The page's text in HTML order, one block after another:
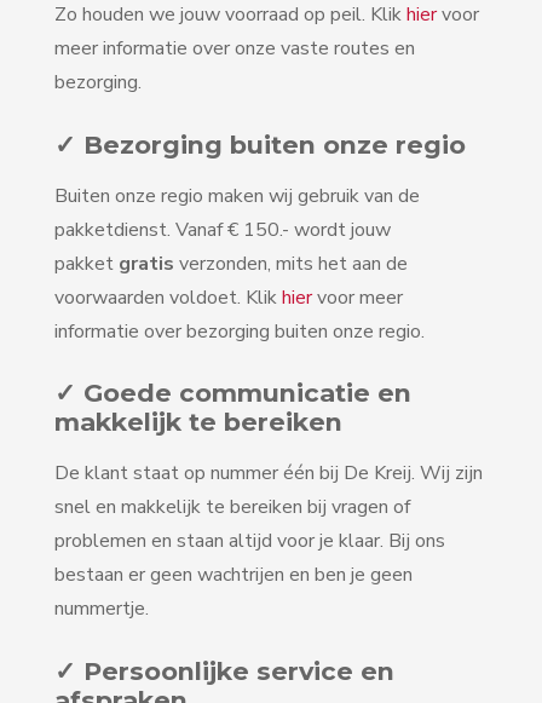
Zo houden we jouw voorraad op peil. Klikhiervoor
meer informatie over onze vaste routes en
bezorging.
✓ Bezorging buiten onze regio
Buiten onze regio maken wij gebruik van de
pakketdienst. Vanaf € 150.- wordt jouw
pakket gratis verzonden, mits het aan de
voorwaarden voldoet. Klikhiervoor meer
informatie over bezorging buiten onze regio.
✓ Goede communicatie en
makkelijk te bereiken
De klant staat op nummer één bij De Kreij. Wij zijn
snel en makkelijk te bereiken bij vragen of
problemen en staan altijd voor je klaar. Bij ons
bestaan er geen wachtrijen en ben je geen
nummertje.
✓ Persoonlijke service en